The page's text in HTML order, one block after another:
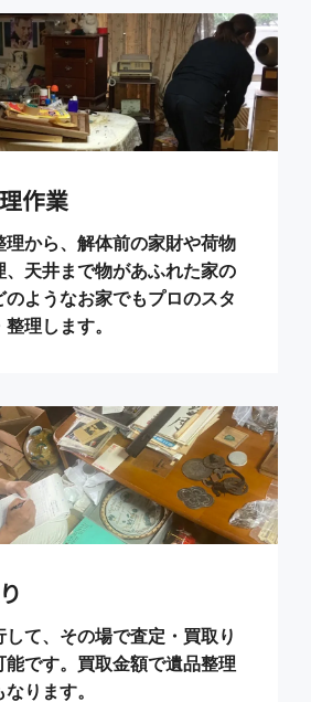
作業
理から、解体前の家財や荷物
、天井まで物があふれた家の
のようなお家でもプロのスタ
理します。
て、その場で査定・買取り
能です。買取金額で遺品整理
ります。